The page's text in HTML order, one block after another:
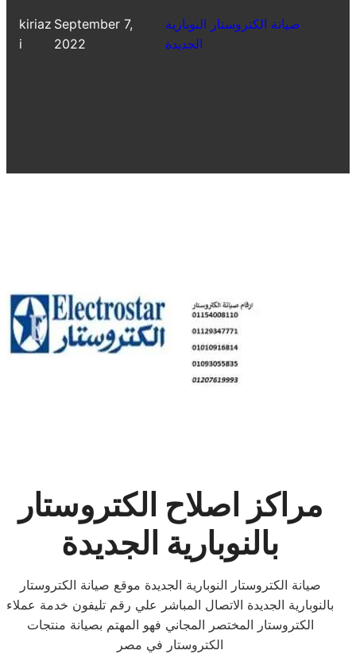
kiriaz
i
September 7,
2022
صيانة الكتروستار النوبارية
الجديدة
مراكز اصلاح الكتروستار
بالنوبارية الجديدة
صيانة الكتروستار النوبارية الجديدة موقع صيانة الكتروستار
بالنوبارية الجديدة الاتصال المباشر علي رقم تليفون خدمة عملاء
الكتروستار المختصر المجاني فهو المهتم بصيانة منتجات
الكتروستار في مصر